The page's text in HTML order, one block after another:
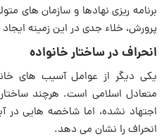
برنامه ریزی نهادها و سازمان های
پرورش، خلاء جدی در این زمینه
انحراف در ساختار خانواده
یکی دیگر از عوامل آسیب های
متعادل اسلامی است. هرچند
اجتهاد نشده، اما شاخصه هایی در
انحراف را نشان می دهد.